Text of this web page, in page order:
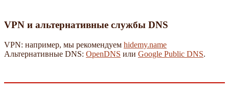
VPN и альтернативные службы DNS
VPN: например, мы рекомендуем hidemy.name
Альтернативные DNS: OpenDNS или Google Public DNS.